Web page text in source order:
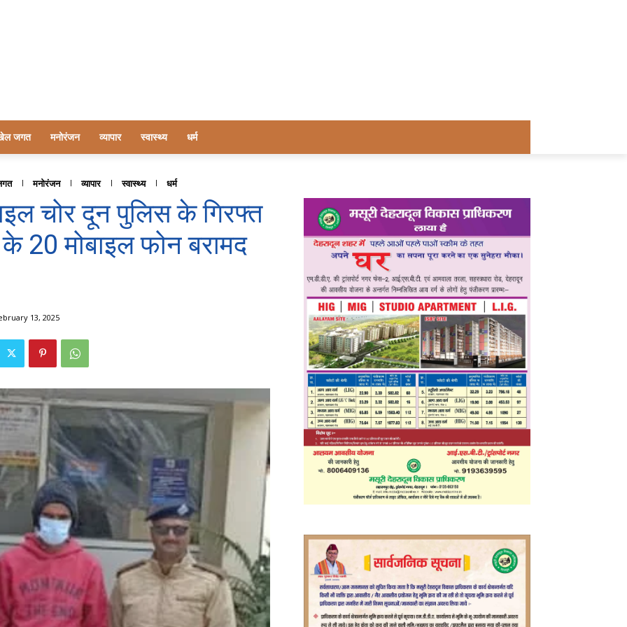
जगत मनोरंजन व्यापार स्वास्थ्य धर्म
मनोरंजन व्यापार स्वास्थ्य धर्म
चोर दून पुलिस के गिरफ्त
20 मोबाइल फोन बरामद
13, 2025